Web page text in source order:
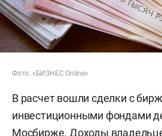
Фото: «БИЗНЕС Online»
В расчет вошли сделки с
инвестиционными фондами
Мосбирже. Доходы